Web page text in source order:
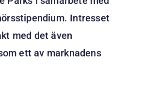
Intresset
med det även
ett av marknadens